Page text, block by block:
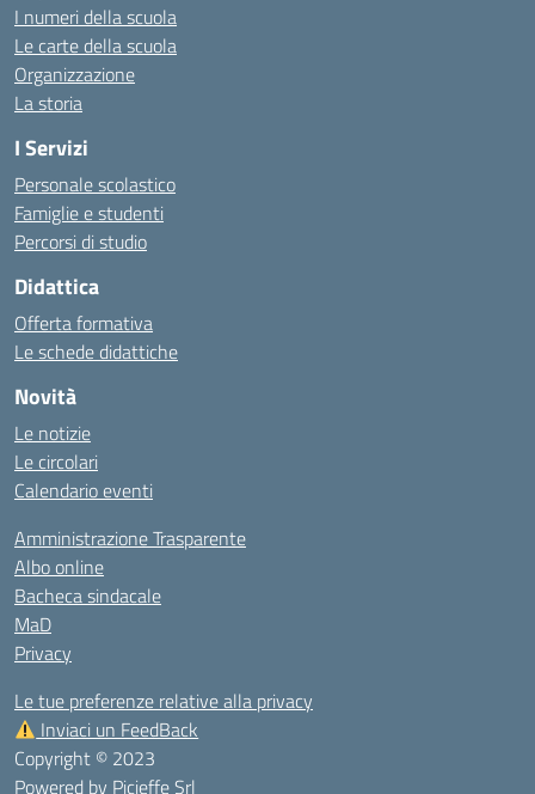
I numeri della scuola
Le carte della scuola
Organizzazione
La storia
I Servizi
Personale scolastico
Famiglie e studenti
Percorsi di studio
Didattica
Offerta formativa
Le schede didattiche
Novità
Le notizie
Le circolari
Calendario eventi
Amministrazione Trasparente
Albo online
Bacheca sindacale
MaD
Privacy
Le tue preferenze relative alla privacy
Inviaci un FeedBack
Copyright © 2023
Powered by Picieffe Srl